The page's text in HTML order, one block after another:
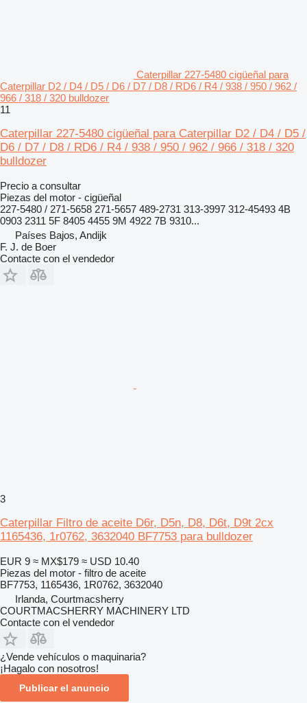
Caterpillar 227-5480 cigüeñal para
Caterpillar D2 / D4 / D5 / D6 / D7 / D8 / RD6 / R4 / 938 / 950 / 962 /
966 / 318 / 320 bulldozer
11
Caterpillar 227-5480 cigüeñal para Caterpillar D2 / D4 / D5 /
D6 / D7 / D8 / RD6 / R4 / 938 / 950 / 962 / 966 / 318 / 320
bulldozer
Precio a consultar
Piezas del motor - cigüeñal
227-5480 / 271-5658 271-5657 489-2731 313-3997 312-45493 4B
0903 2311 5F 8405 4455 9M 4922 7B 9310...
Países Bajos, Andijk
F. J. de Boer
Contacte con el vendedor
3
Caterpillar Filtro de aceite D6r, D5n, D8, D6t, D9t 2cx
1165436, 1r0762, 3632040 BF7753 para bulldozer
EUR 9 ≈ MX$179 ≈ USD 10.40
Piezas del motor - filtro de aceite
BF7753, 1165436, 1R0762, 3632040
Irlanda, Courtmacsherry
COURTMACSHERRY MACHINERY LTD
Contacte con el vendedor
¿Vende vehículos o maquinaria?
¡Hagalo con nosotros!
Publicar el anuncio